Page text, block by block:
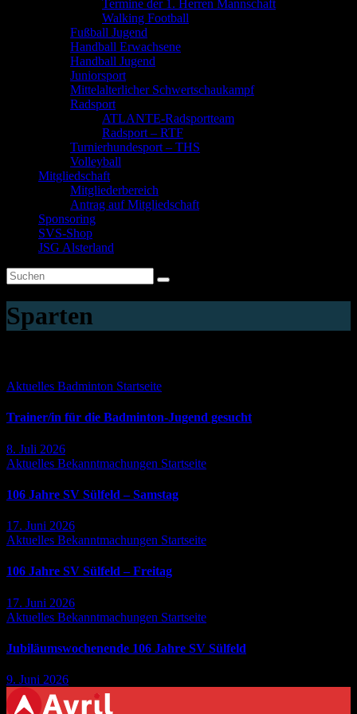
Termine der 1. Herren Mannschaft
Walking Football
Fußball Jugend
Handball Erwachsene
Handball Jugend
Juniorsport
Mittelalterlicher Schwertschaukampf
Radsport
ATLANTE-Radsportteam
Radsport – RTF
Turnierhundesport – THS
Volleyball
Mitgliedschaft
Mitgliederbereich
Antrag auf Mitgliedschaft
Sponsoring
SVS-Shop
JSG Alsterland
Sparten
Aktuelles Badminton Startseite
Trainer/in für die Badminton-Jugend gesucht
8. Juli 2026
Aktuelles Bekanntmachungen Startseite
106 Jahre SV Sülfeld – Samstag
17. Juni 2026
Aktuelles Bekanntmachungen Startseite
106 Jahre SV Sülfeld – Freitag
17. Juni 2026
Aktuelles Bekanntmachungen Startseite
Jubiläumswochenende 106 Jahre SV Sülfeld
9. Juni 2026